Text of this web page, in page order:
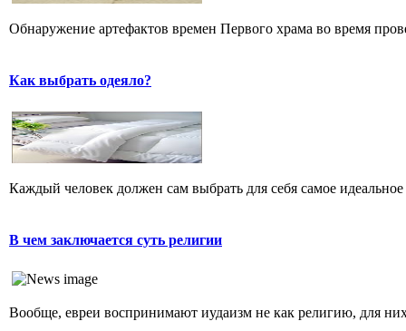
Обнаружение артефактов времен Первого храма во время
Как выбрать одеяло?
Каждый человек должен сам выбрать для себя самое
В чем заключается суть религии
Вообще, евреи воспринимают иудаизм не как религию, для